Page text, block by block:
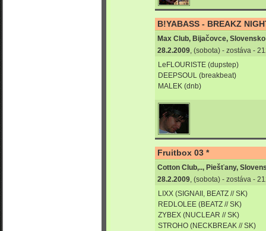
B!YABASS - BREAKZ
Max Club, Bijačovce, Slovensko
28.2.2009, (sobota) - zostáva -
LeFLOURISTE (dupstep)
DEEPSOUL (breakbeat)
MALEK (dnb)
Fruitbox 03 *
Cotton Club,.., Piešťany,
28.2.2009 , (sobota) - zostáva -
LIXX (SIGNAII, BEATZ // SK)
REDLOLEE (BEATZ // SK)
ZYBEX (NUCLEAR // SK)
STROHO (NECKBREAK // SK)